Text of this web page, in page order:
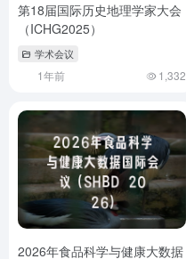
第18届国际历史地理学家大会
（ICHG2025）
学术会议
1年前 1,332
2026年食品科学与健康大数据